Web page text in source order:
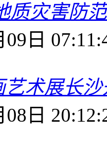
质灾害防
09日
术展长
08日